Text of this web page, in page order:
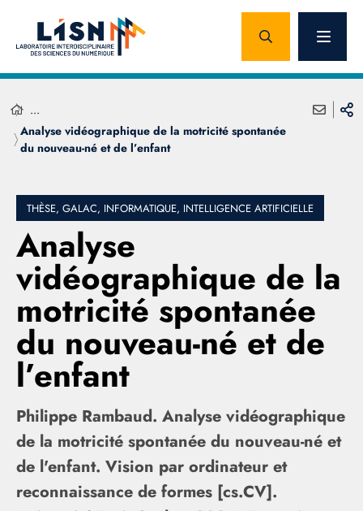
...
Analyse vidéographique de la motricité spontanée
du nouveau-né et de l’enfant
THÈSE, GALAC, INFORMATIQUE, INTELLIGENCE ARTIFICIELLE
Analyse
vidéographique de la
motricité spontanée
du nouveau-né et de
l’enfant
Philippe Rambaud. Analyse vidéographique
de la motricité spontanée du nouveau-né et
de l'enfant. Vision par ordinateur et
reconnaissance de formes [cs.CV].